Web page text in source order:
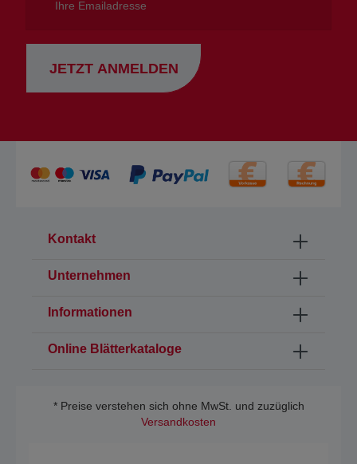
Emailadresse
JETZT ANMELDEN
Kontakt
Unternehmen
Informationen
Online Blätterkataloge
* Preise verstehen sich ohne MwSt. und zuzüglich
Versandkosten